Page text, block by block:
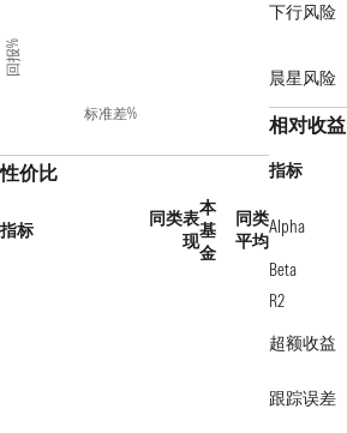
标准差%
回报%
性价比
指标
同类表
现
本
基
金
同类
平均
下行风险
晨星风险
相对收益
指标
Alpha
Beta
R2
超额收益
跟踪误差